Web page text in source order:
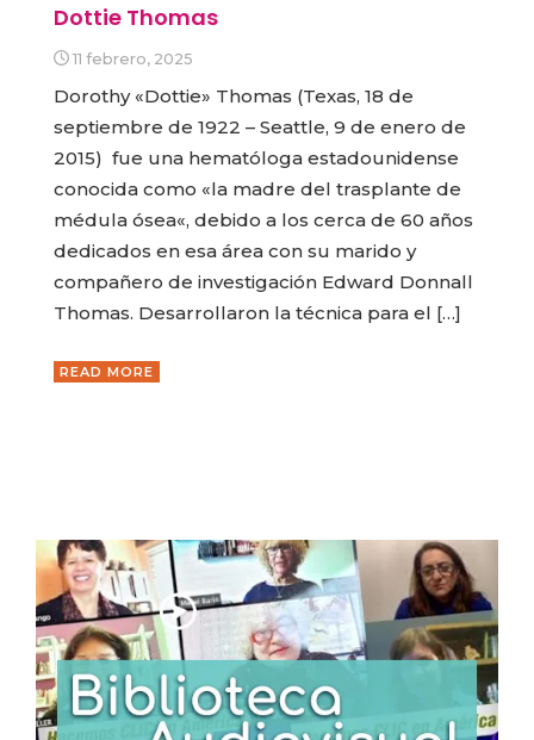
Dottie Thomas
11 febrero, 2025
Dorothy «Dottie» Thomas (Texas, 18 de
septiembre de 1922 – Seattle, 9 de enero de
2015) fue una hematóloga estadounidense
conocida como «la madre del trasplante de
médula ósea«, debido a los cerca de 60 años
dedicados en esa área con su marido y
compañero de investigación Edward Donnall
Thomas. Desarrollaron la técnica para el […]
READ MORE